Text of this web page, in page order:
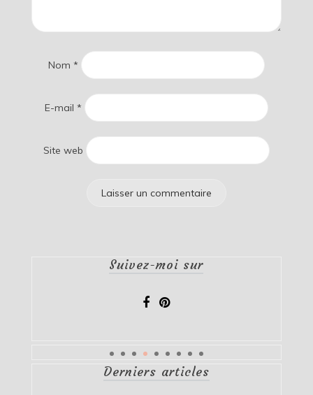
Nom *
E-mail *
Site web
Suivez-moi sur
Derniers articles